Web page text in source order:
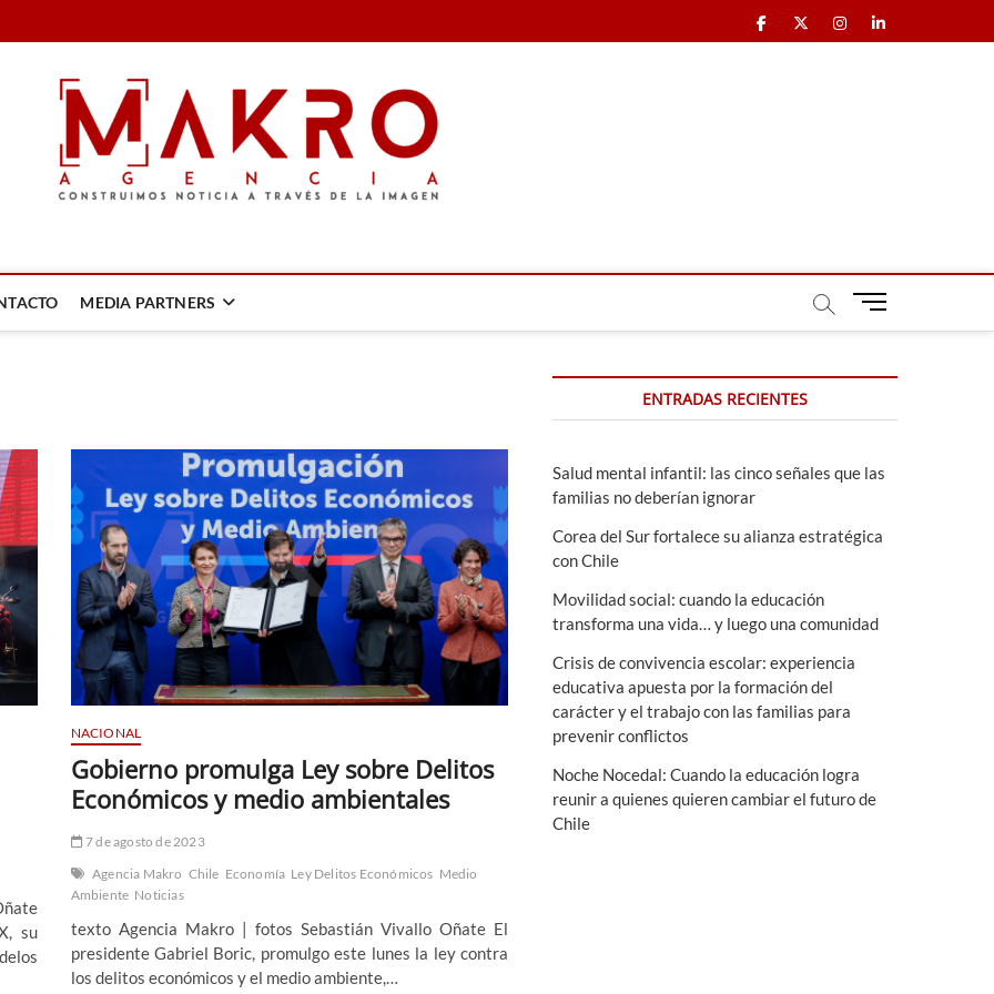
Facebook
X Instagram
LinkedIn
MEDIA PARTNERS
B
ó
d
m
ú
su
NACIONAL
Gobierno promulga Ley sobre Delitos
Económicos y medio ambientales
7 de agosto de 2023
Agencia Makro Chile Economía Ley Delitos Económicos Medio
Ambiente Noticias
texto Agencia Makro | fotos Sebastián Vivallo Oñate El
presidente Gabriel Boric, promulgo este lunes la ley contra
los delitos económicos y el medio ambiente,…
ENTRADAS RECIENTES
Salud mental infantil: las cinco señales que las
familias no deberían ignorar
Corea del Sur fortalece su alianza estratégica
con Chile
Movilidad social: cuando la educación
transforma una vida… y luego una comunidad
Crisis de convivencia escolar: experiencia
educativa apuesta por la formación del
carácter y el trabajo con las familias para
prevenir conflictos
Noche Nocedal: Cuando la educación logra
reunir a quienes quieren cambiar el futuro de
Chile